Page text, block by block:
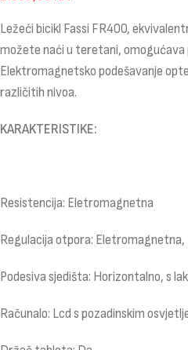
Ležeći bicikl Fassi FR400,
možete naći u teretani, omogućava
Elektromagnetsko podešavanje
različitih nivoa.
KARAKTERISTIKE:
Resistencija: Eletromagnetna
Regulacija otpora:
Podesiva sjedišta: Horizontalno, s
Računalo: Lcd s pozadinskim